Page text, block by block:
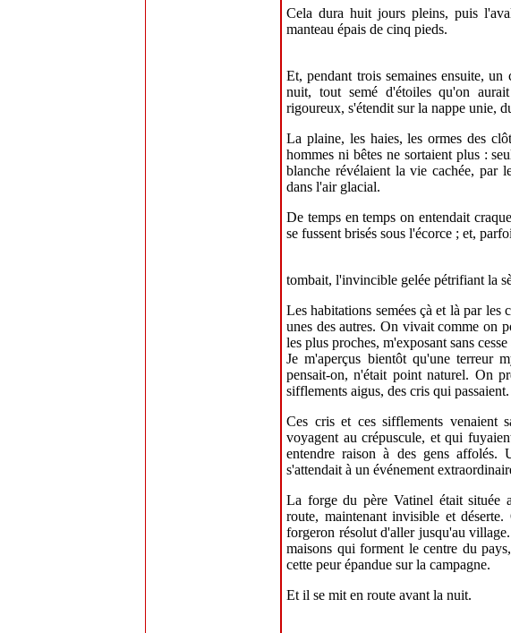
Cela dura huit jours pleins, puis
manteau épais de cinq pieds.
Et, pendant trois semaines ensuite,
nuit, tout semé d'étoiles qu'on
rigoureux, s'étendit sur la nappe unie,
La plaine, les haies, les ormes des
hommes ni bêtes ne sortaient plus :
blanche révélaient la vie cachée, par
dans l'air glacial.
De temps en temps on entendait
se fussent brisés sous l'écorce ; et,
tombait, l'invincible gelée pétrifiant la
Les habitations semées çà et là par les
unes des autres. On vivait comme on
les plus proches, m'exposant sans
Je m'aperçus bientôt qu'une terreur
pensait-on, n'était point naturel. On
sifflements aigus, des cris qui passaient.
Ces cris et ces sifflements venaient
voyagent au crépuscule, et qui
entendre raison à des gens affolés.
s'attendait à un événement
La forge du père Vatinel était située
route, maintenant invisible et
forgeron résolut d'aller jusqu'au
maisons qui forment le centre du
cette peur épandue sur la campagne.
Et il se mit en route avant la nuit.